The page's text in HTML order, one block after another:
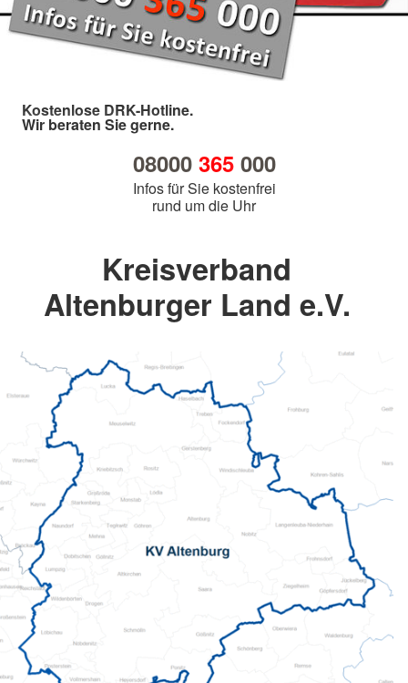
Kostenlose DRK-Hotline.
Wir beraten Sie gerne.
08000 365000
Infos für Sie kostenfrei
rund um die Uhr
Kreisverband
Altenburger Land e.V.